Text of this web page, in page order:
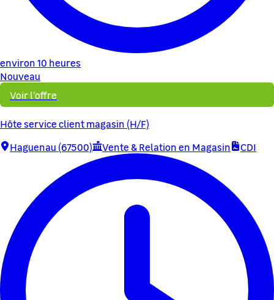
environ 10 heures
Nouveau
Voir l'offre
Hôte service client magasin (H/F)
Haguenau (67500)
Vente & Relation en Magasin CDI